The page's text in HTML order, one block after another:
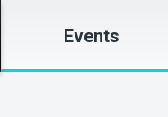
Events